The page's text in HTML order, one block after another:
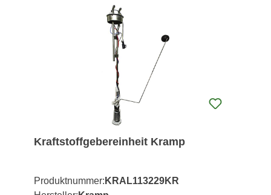
Kraftstoffgebereinheit Kramp
Produktnummer: KRAL113229KR